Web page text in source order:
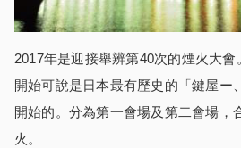
2017年是迎接舉辨第40次的煙火大
開始可說是日本最有歷史的「鍵屋ー
開始的。分為第一會場及第二會場，
火。